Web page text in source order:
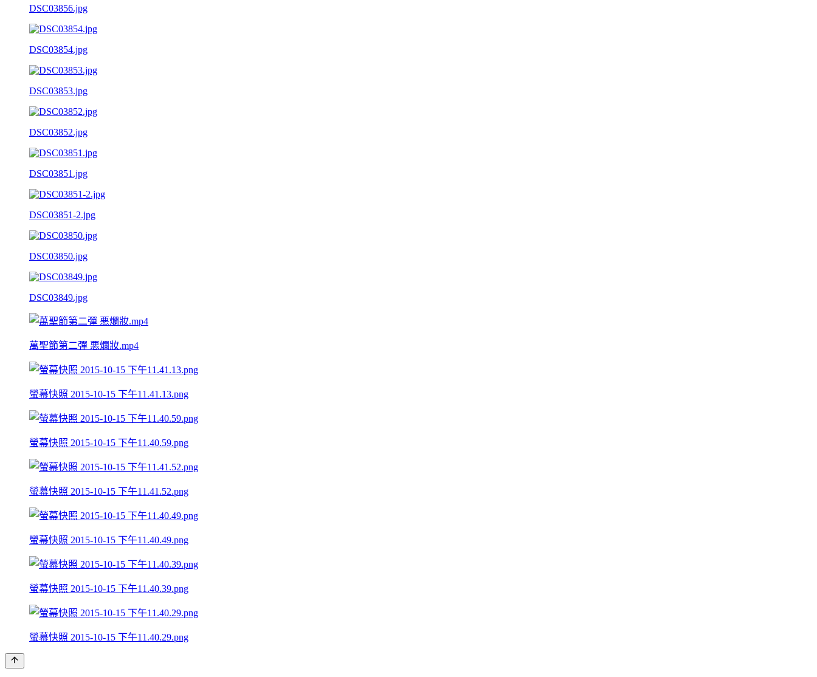
DSC03856.jpg
DSC03854.jpg
DSC03853.jpg
DSC03852.jpg
DSC03851.jpg
DSC03851-2.jpg
DSC03850.jpg
DSC03849.jpg
萬聖節第二彈 悪爛妝.mp4
螢幕快照 2015-10-15 下午11.41.13.png
螢幕快照 2015-10-15 下午11.40.59.png
螢幕快照 2015-10-15 下午11.41.52.png
螢幕快照 2015-10-15 下午11.40.49.png
螢幕快照 2015-10-15 下午11.40.39.png
螢幕快照 2015-10-15 下午11.40.29.png